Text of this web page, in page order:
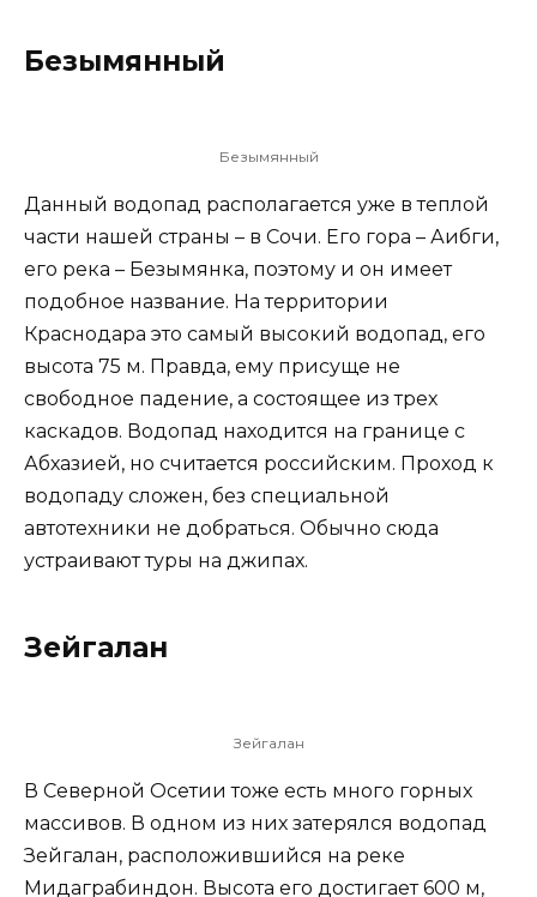
Безымянный
Безымянный
Данный водопад располагается уже в теплой
части нашей страны – в Сочи. Его гора – Аибги,
его река – Безымянка, поэтому и он имеет
подобное название. На территории
Краснодара это самый высокий водопад, его
высота 75 м. Правда, ему присуще не
свободное падение, а состоящее из трех
каскадов. Водопад находится на границе с
Абхазией, но считается российским. Проход к
водопаду сложен, без специальной
автотехники не добраться. Обычно сюда
устраивают туры на джипах.
Зейгалан
Зейгалан
В Северной Осетии тоже есть много горных
массивов. В одном из них затерялся водопад
Зейгалан, расположившийся на реке
Мидаграбиндон. Высота его достигает 600 м,